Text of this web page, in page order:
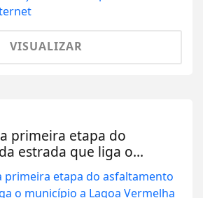
VISUALIZAR
primeira etapa do
estrada que liga o...